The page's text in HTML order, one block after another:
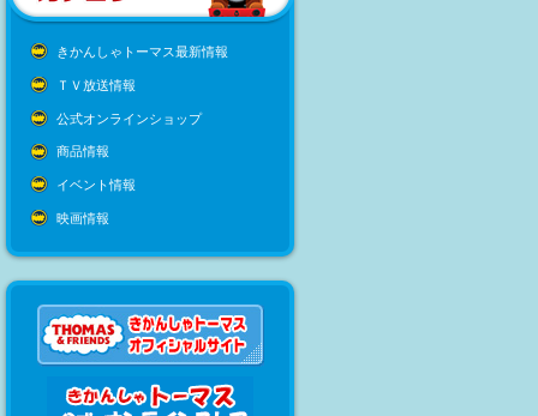
きかんしゃトーマス最新情報
ＴＶ放送情報
公式オンラインショップ
商品情報
イベント情報
映画情報